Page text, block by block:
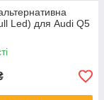
Led) для Audi Q5